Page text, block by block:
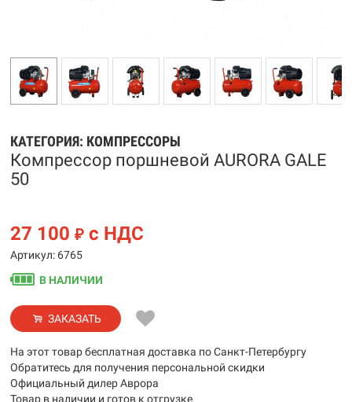
КАТЕГОРИЯ: КОМПРЕССОРЫ
Компрессор поршневой AURORA GALE
50
27 100 ₽ с НДС
Артикул: 6765
В НАЛИЧИИ
ЗАКАЗАТЬ
На этот товар бесплатная доставка по Санкт-Петербургу
Обратитесь для получения персональной скидки
Официальный дилер Аврора
Товар в наличии и готов к отгрузке